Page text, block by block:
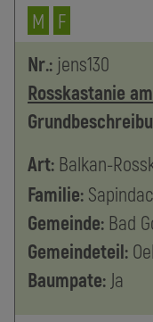
M
F
Nr.: jens130
Rosskastanie
Art: Balkan-
Familie:
Gemeinde: Bad
Gemeindeteil:
Baumpate: Ja